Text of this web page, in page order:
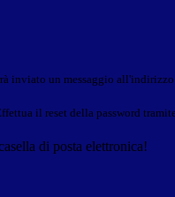
inviato un messaggio
il reset della password
di posta elettronica!